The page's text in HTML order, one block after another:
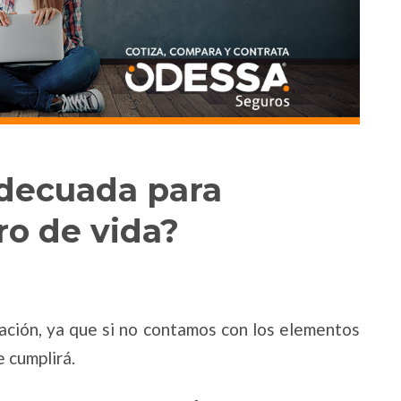
para
de vida?
ya que si no contamos con los elementos
cumplirá.